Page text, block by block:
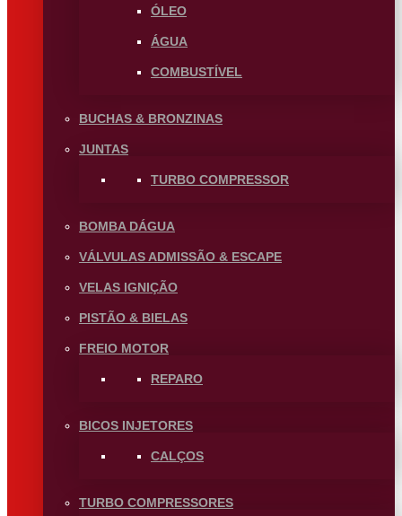
ÓLEO
ÁGUA
COMBUSTÍVEL
BUCHAS & BRONZINAS
JUNTAS
TURBO COMPRESSOR
BOMBA DÁGUA
VÁLVULAS ADMISSÃO & ESCAPE
VELAS IGNIÇÃO
PISTÃO & BIELAS
FREIO MOTOR
REPARO
BICOS INJETORES
CALÇOS
TURBO COMPRESSORES